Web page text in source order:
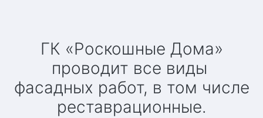
ГК «Роскошные Дома»
проводит все виды
фасадных работ, в том числе
реставрационные.